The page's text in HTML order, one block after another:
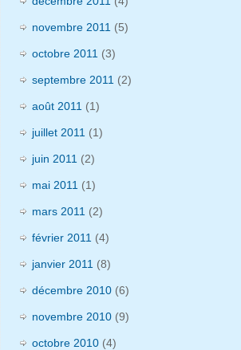
novembre 2011 (5)
octobre 2011 (3)
septembre 2011 (2)
août 2011 (1)
juillet 2011 (1)
juin 2011 (2)
mai 2011 (1)
mars 2011 (2)
février 2011 (4)
janvier 2011 (8)
décembre 2010 (6)
novembre 2010 (9)
octobre 2010 (4)